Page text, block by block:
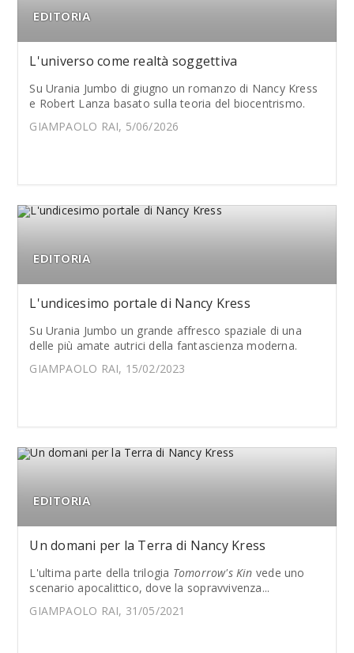
EDITORIA
L'universo come realtà soggettiva
Su Urania Jumbo di giugno un romanzo di Nancy Kress
e Robert Lanza basato sulla teoria del biocentrismo.
GIAMPAOLO RAI, 5/06/2026
EDITORIA
L'undicesimo portale di Nancy Kress
Su Urania Jumbo un grande affresco spaziale di una
delle più amate autrici della fantascienza moderna.
GIAMPAOLO RAI, 15/02/2023
EDITORIA
Un domani per la Terra di Nancy Kress
L'ultima parte della trilogia Tomorrow's Kin vede uno
scenario apocalittico, dove la sopravvivenza...
GIAMPAOLO RAI, 31/05/2021